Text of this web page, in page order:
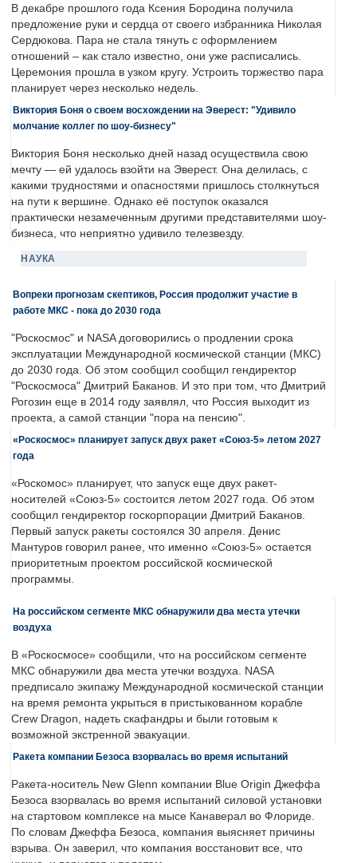
В декабре прошлого года Ксения Бородина получила
предложение руки и сердца от своего избранника Николая
Сердюкова. Пара не стала тянуть с оформлением
отношений – как стало известно, они уже расписались.
Церемония прошла в узком кругу. Устроить торжество пара
планирует через несколько недель.
Виктория Боня о своем восхождении на Эверест: "Удивило
молчание коллег по шоу-бизнесу"
Виктория Боня несколько дней назад осуществила свою
мечту — ей удалось взойти на Эверест. Она делилась, с
какими трудностями и опасностями пришлось столкнуться
на пути к вершине. Однако её поступок оказался
практически незамеченным другими представителями шоу-
бизнеса, что неприятно удивило телезвезду.
НАУКА
Вопреки прогнозам скептиков, Россия продолжит участие в
работе МКС - пока до 2030 года
"Роскосмос" и NASA договорились о продлении срока
эксплуатации Международной космической станции (МКС)
до 2030 года. Об этом сообщил сообщил гендиректор
"Роскосмоса" Дмитрий Баканов. И это при том, что Дмитрий
Рогозин еще в 2014 году заявлял, что Россия выходит из
проекта, а самой станции "пора на пенсию".
«Роскосмос» планирует запуск двух ракет «Союз-5» летом 2027
года
«Роскомос» планирует, что запуск еще двух ракет-
носителей «Союз-5» состоится летом 2027 года. Об этом
сообщил гендиректор госкорпорации Дмитрий Баканов.
Первый запуск ракеты состоялся 30 апреля. Денис
Мантуров говорил ранее, что именно «Союз-5» остается
приоритетным проектом российской космической
программы.
На российском сегменте МКС обнаружили два места утечки
воздуха
В «Роскосмосе» сообщили, что на российском сегменте
МКС обнаружили два места утечки воздуха. NASA
предписало экипажу Международной космической станции
на время ремонта укрыться в пристыкованном корабле
Crew Dragon, надеть скафандры и были готовым к
возможной экстренной эвакуации.
Ракета компании Безоса взорвалась во время испытаний
Ракета-носитель New Glenn компании Blue Origin Джеффа
Безоса взорвалась во время испытаний силовой установки
на стартовом комплексе на мысе Канаверал во Флориде.
По словам Джеффа Безоса, компания выясняет причины
взрыва. Он заверил, что компания восстановит все, что